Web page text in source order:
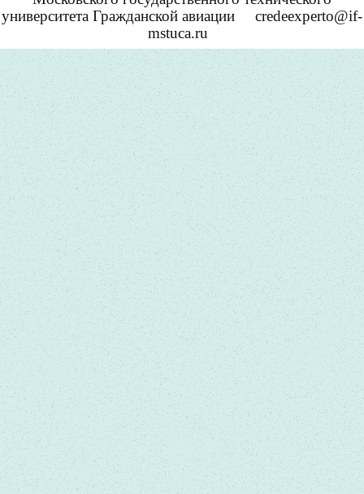
университета Гражданской авиации
credeexperto@if-
mstuca.ru